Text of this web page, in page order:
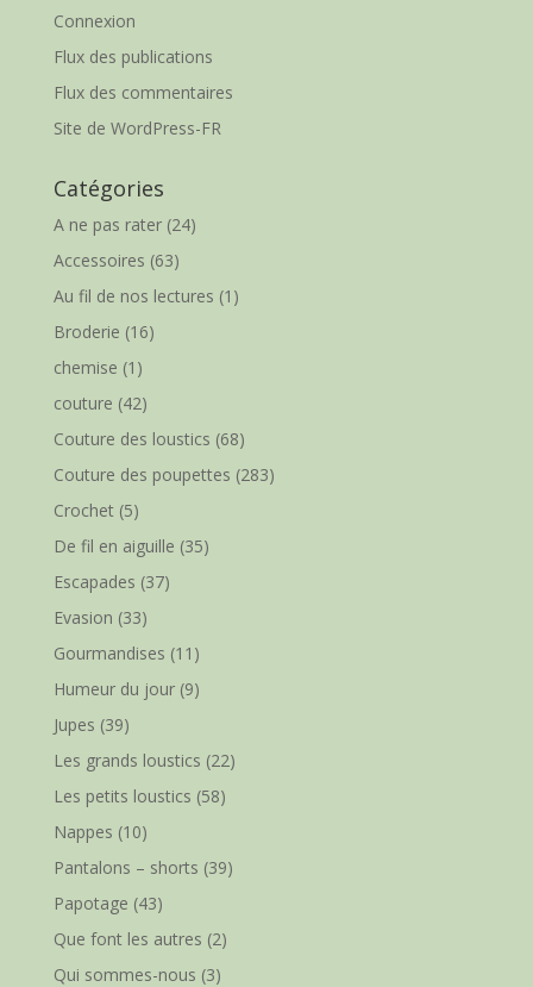
Connexion
Flux des publications
Flux des commentaires
Site de WordPress-FR
Catégories
A ne pas rater(24)
Accessoires (63)
Au fil de nos lectures (1)
Broderie (16)
chemise (1)
couture (42)
Couture des loustics (68)
Couture des poupettes (283)
Crochet(5)
De fil en aiguille (35)
Escapades (37)
Evasion (33)
Gourmandises (11)
Humeur du jour(9)
Jupes (39)
Les grands loustics (22)
Les petits loustics (58)
Nappes (10)
Pantalons – shorts (39)
Papotage (43)
Que font les autres (2)
Qui sommes-nous (3)